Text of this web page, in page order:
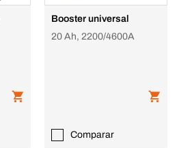
Booster universal
20 Ah, 2200/4600A
Comparar